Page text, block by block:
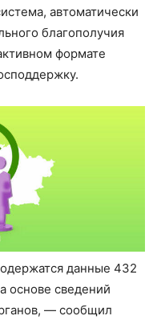
автоматически
благополучия
формате
данные 432
основе сведений
— сообщил